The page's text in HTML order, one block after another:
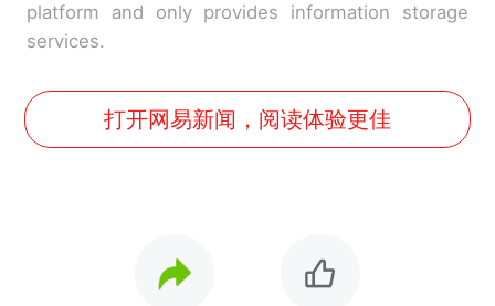
platform and only provides information storage
services.
打开网易新闻，阅读体验更佳